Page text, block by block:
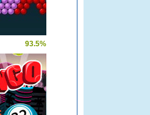
93.5%